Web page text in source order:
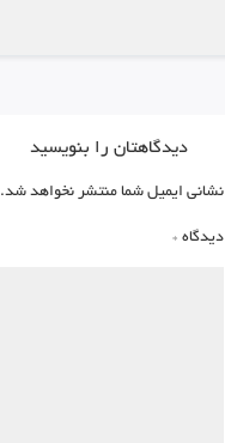
دیدگاهتان را بنویسید
نشانی ایمیل شما منتشر نخواهد شد.
دیدگاه *